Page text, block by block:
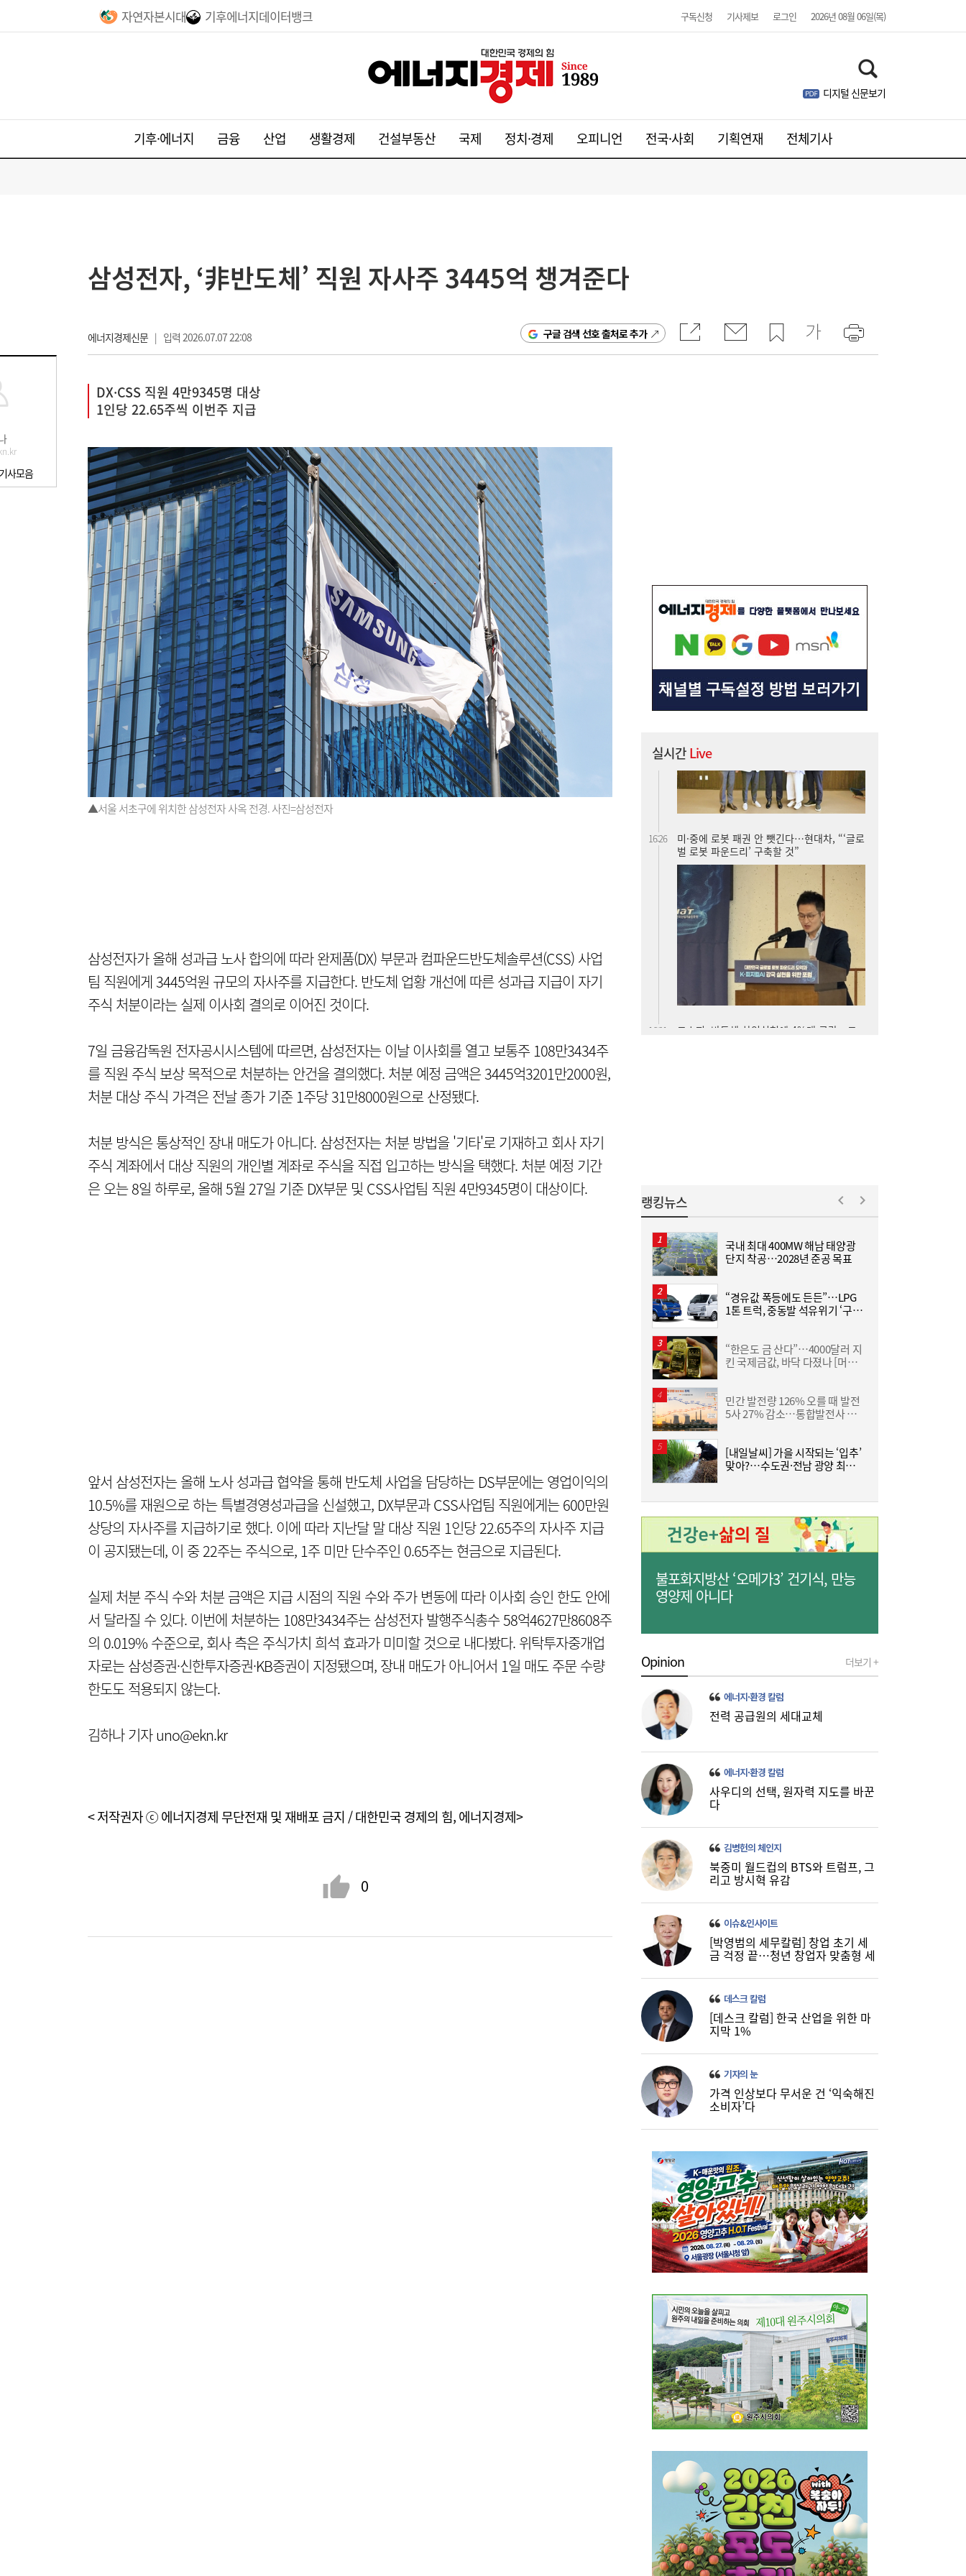
자연자본시대 기후에너지데이터뱅크 구독신청 기사제보 로그인 2026년 08월 06일(목)
디지털 신문보기
기후·에너지 금융 산업 생활경제 건설부동산 국제 정치·경제 오피니언 전국·사회 기획연재 전체기사
사모음
삼성전자, ‘非반도체’ 직원 자사주 3445억 챙겨준다
에너지경제신문| 입력 2026.07.07 22:08 구글 검색 선호 출처로 추가
DX·CSS 직원 4만9345명 대상
1인당 22.65주씩 이번주 지급
▲서울 서초구에 위치한 삼성전자 사옥 전경. 사진=삼성전자
삼성전자가 올해 성과급 노사 합의에 따라 완제품(DX) 부문과 컴파운드반도체솔루션(CSS) 사업
팀 직원에게 3445억원 규모의 자사주를 지급한다. 반도체 업황 개선에 따른 성과급 지급이 자기
주식 처분이라는 실제 이사회 결의로 이어진 것이다.
7일 금융감독원 전자공시시스템에 따르면, 삼성전자는 이날 이사회를 열고 보통주 108만3434주
를 직원 주식 보상 목적으로 처분하는 안건을 결의했다. 처분 예정 금액은 3445억3201만2000원,
처분 대상 주식 가격은 전날 종가 기준 1주당 31만8000원으로 산정됐다.
처분 방식은 통상적인 장내 매도가 아니다. 삼성전자는 처분 방법을 '기타'로 기재하고 회사 자기
주식 계좌에서 대상 직원의 개인별 계좌로 주식을 직접 입고하는 방식을 택했다. 처분 예정 기간
은 오는 8일 하루로, 올해 5월 27일 기준 DX부문 및 CSS사업팀 직원 4만9345명이 대상이다.
앞서 삼성전자는 올해 노사 성과급 협약을 통해 반도체 사업을 담당하는 DS부문에는 영업이익의
10.5%를 재원으로 하는 특별경영성과급을 신설했고, DX부문과 CSS사업팀 직원에게는 600만원
상당의 자사주를 지급하기로 했다. 이에 따라 지난달 말 대상 직원 1인당 22.65주의 자사주 지급
이 공지됐는데, 이 중 22주는 주식으로, 1주 미만 단수주인 0.65주는 현금으로 지급된다.
실제 처분 주식 수와 처분 금액은 지급 시점의 직원 수와 주가 변동에 따라 이사회 승인 한도 안에
서 달라질 수 있다. 이번에 처분하는 108만3434주는 삼성전자 발행주식총수 58억4627만8608주
의 0.019% 수준으로, 회사 측은 주식가치 희석 효과가 미미할 것으로 내다봤다. 위탁투자중개업
자로는 삼성증권·신한투자증권·KB증권이 지정됐으며, 장내 매도가 아니어서 1일 매도 주문 수량
한도도 적용되지 않는다.
김하나 기자 uno@ekn.kr
< 저작권자 ⓒ 에너지경제 무단전재 및 재배포 금지 / 대한민국 경제의 힘, 에너지경제>
0
실시간Live
아스트로마, 인도네시아 탄소포집 시장 진출
[금융권 풍향계] 취약계층 금융 접근성↑...기
업은행, 비대면 햇살론 출시 外
16:26
미·중에 로봇 패권 안 뺏긴다…현대차, “‘글로
벌 로봇 파운드리’ 구축할 것”
코스피, 반도체 차익실현에 4%대 급락…코
스닥은 800선 지켜내[마감시황]
15:37
LG유플러스, 2분기 영업익 3445억원…역대
최대 실적
구리 케이블도 美 품목관세 도마 위…‘슈퍼사
이클’ 전선업계 ‘촉각’
15:15
풍력발전 점검에서 방산으로…니어스랩, 코
스닥 상장 도전
15:09
카카오 이어 네이버도 ‘파업 경고등’…네이버
Z, 그룹 첫 파업 위기
랭킹뉴스
국내 최대 400MW 해남 태양광
단지 착공…2028년 준공 목표
“경유값 폭등에도 든든”…LPG
1톤 트럭, 중동발 석유위기 ‘구원
“한은도 금 산다”…4000달러 지
킨 국제금값, 바닥 다졌나 [머니
민간 발전량 126% 오를 때 발전
5사 27% 감소…통합발전사 출
[내일날씨] 가을 시작되는 ‘입추’
맞아?…수도권·전남 광양 최고
불포화지방산 ‘오메가3’ 건기식, 만능
영양제 아니다
Opinion 더보기 +
에너지·환경 칼럼
전력 공급원의 세대교체
에너지·환경 칼럼
사우디의 선택, 원자력 지도를 바꾼
다
김병헌의 체인지
북중미 월드컵의 BTS와 트럼프, 그
리고 방시혁 유감
이슈&인사이트
[박영범의 세무칼럼] 창업 초기 세
금 걱정 끝…청년 창업자 맞춤형 세
데스크 칼럼
[데스크 칼럼] 한국 산업을 위한 마
지막 1%
기자의 눈
가격 인상보다 무서운 건 ‘익숙해진
소비자’다